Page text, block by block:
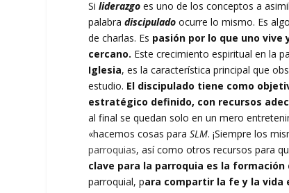
Siliderazgo es uno de los conceptos a
palabradiscipulado ocurre lo mismo. Es
de charlas. Es pasión por lo que uno vive
cercano. Este crecimiento espiritual en la
Iglesia, es la característica principal que
estudio. El discipulado tiene como
estratégico definido, con recursos
al final se quedan solo en un mero
«hacemos cosas paraSLM. ¡Siempre los
parroquias, así como otros recursos para
clave para la parroquia es la formación
parroquial, para compartir la fe y la vida